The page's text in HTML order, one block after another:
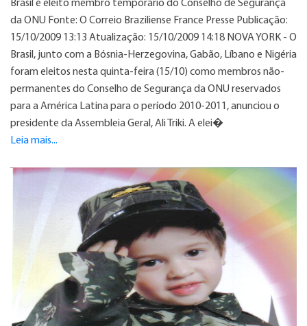
Brasil é eleito membro temporário do Conselho de Segurança
da ONU Fonte: O Correio Braziliense France Presse Publicação:
15/10/2009 13:13 Atualização: 15/10/2009 14:18 NOVA YORK - O
Brasil, junto com a Bósnia-Herzegovina, Gabão, Líbano e Nigéria
foram eleitos nesta quinta-feira (15/10) como membros não-
permanentes do Conselho de Segurança da ONU reservados
para a América Latina para o período 2010-2011, anunciou o
presidente da Assembleia Geral, Ali Triki. A elei�
Leia mais...